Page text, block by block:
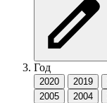
Год
2020 2019
2005
2004